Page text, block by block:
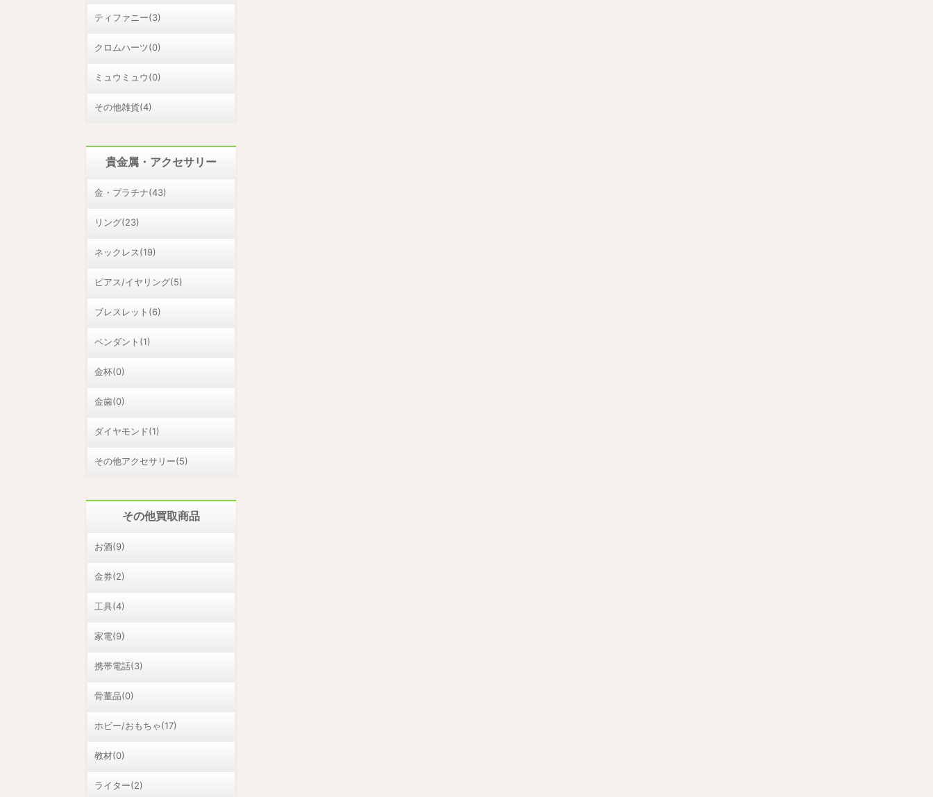
ティファニー(3)
クロムハーツ(0)
ミュウミュウ(0)
その他雑貨(4)
貴金属・アクセサリー
金・プラチナ(43)
リング(23)
ネックレス(19)
ピアス/イヤリング(5)
ブレスレット(6)
ペンダント(1)
金杯(0)
金歯(0)
ダイヤモンド(1)
その他アクセサリー(5)
その他買取商品
お酒(9)
金券(2)
工具(4)
家電(9)
携帯電話(3)
骨董品(0)
ホビー/おもちゃ(17)
教材(0)
ライター(2)